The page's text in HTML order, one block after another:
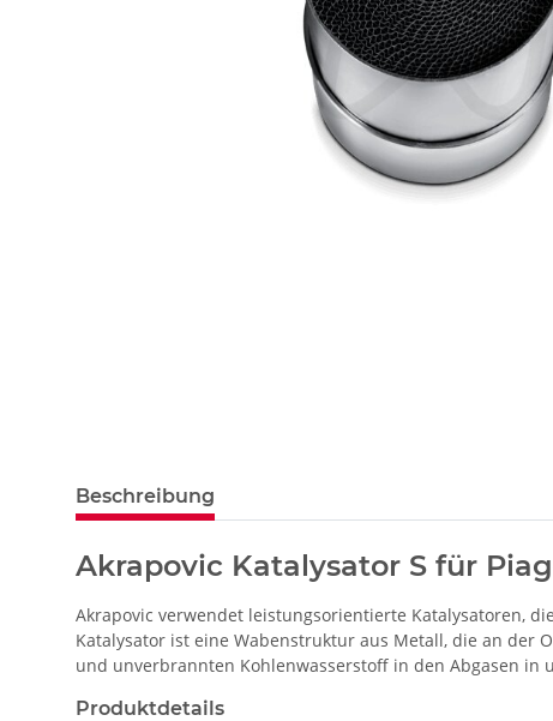
Beschreibung
Akrapovic Katalysator S für
Akrapovic verwendet leistungsorientierte Katalysatoren,
Katalysator ist eine Wabenstruktur aus Metall, die an der
und unverbrannten Kohlenwasserstoff in den Abgasen in
Produktdetails